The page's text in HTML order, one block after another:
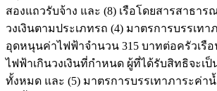
สองแถวรับจ้าง และ (8) เรือโดยสารสาธาร
วงเงินตามประเภทรถ (4) มาตรการบรรเท
อุดหนุนค่าไฟฟ้าจำนวน 315 บาทต่อครัวเรื
ไฟฟ้าเกินวงเงินที่กำหนด ผู้ที่ได้รับสิทธิจะเ
ทั้งหมด และ (5) มาตรการบรรเทาภาระค่า